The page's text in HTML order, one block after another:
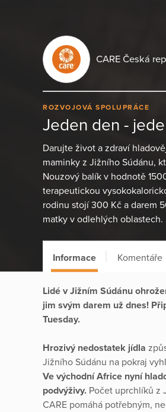
CARE Česká
ROZVOJOVÁ SPOLUPRÁCE
Jeden den -
Darujte život a zdraví
maminky z Jižního Súdánu,
Nouzový balík v hodnotě
terapeutickou
rodinu stojí 300 Kč a darem
matky v odlehlých oblastech.
Informace Komentáře
Lidé v Jižním Súdánu
jim svým darem už dnes!
Tuesday.
Hrozivý nedostatek jídla
Jižního Súdánu na pokraj
Ve východní Africe nyní
podvýživy. Počet uprchlíků z
CARE pomáhá potřebným,